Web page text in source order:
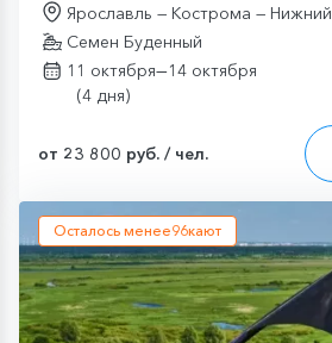
Ярославль — Кострома — Нижний
Семен Буденный
11 октября—14 октября
(4 дня)
от 23 800 руб. / чел.
Осталось менее96кают